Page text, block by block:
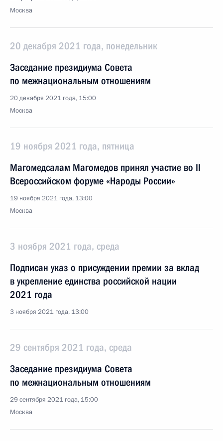
Москва
20 декабря 2021 года, понедельник
Заседание президиума Совета
по межнациональным отношениям
20 декабря 2021 года, 15:00
Москва
19 ноября 2021 года, пятница
Магомедсалам Магомедов принял участие во II
Всероссийском форуме «Народы России»
19 ноября 2021 года, 13:00
Москва
3 ноября 2021 года, среда
Подписан указ о присуждении премии за вклад
в укрепление единства российской нации
2021 года
3 ноября 2021 года, 13:00
29 сентября 2021 года, среда
Заседание президиума Совета
по межнациональным отношениям
29 сентября 2021 года, 15:00
Москва